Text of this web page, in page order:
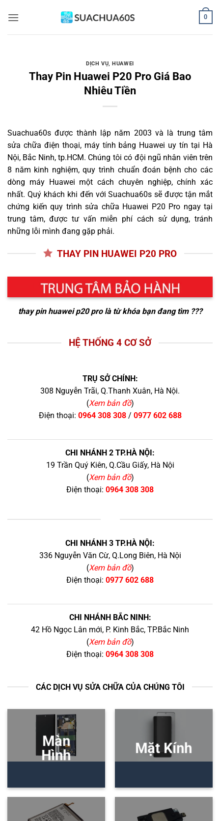
qua
0
DỊCH VỤ,HUAWEI
Thay Pin Huawei P20 Pro Giá Bao
Nhiêu Tiền
Suachua60s được thành lập năm 2003 và là trung tâm
sửa chữa điện thoại, máy tính bảng Huawei uy tín tại Hà
Nội, Bắc Ninh, tp.HCM. Chúng tôi có đội ngũ nhân viên trên
8 năm kinh nghiệm, quy trình chuẩn đoán bệnh cho các
dòng máy Huawei một cách chuyên nghiệp, chính xác
nhất. Quý khách khi đến với Suachua60s sẽ được tận mắt
chứng kiến quy trình sửa chữa Huawei P20 Pro ngay tại
trung tâm, được tư vấn miễn phí cách sử dụng, tránh
những lỗi mình đang gặp phải.
THAY PIN HUAWEI P20 PRO
thay pin huawei p20 prolà từ khóa bạn đang tìm ???
HỆ THỐNG 4 CƠ SỞ
TRỤ SỞ CHÍNH:
308 Nguyễn Trãi, Q.Thanh Xuân, Hà Nội.
(Xem bản đồ)
Điện thoại: 0964 308 308/ 0977 602 688
CHI NHÁNH 2 TP.HÀ NỘI:
19 Trần Quý Kiên, Q.Cầu Giấy, Hà Nội
(Xem bản đồ)
Điện thoại: 0964 308 308
CHI NHÁNH 3 TP.HÀ NỘI:
336 Nguyễn Văn Cừ, Q.Long Biên, Hà Nội
(Xem bản đồ)
Điện thoại: 0977 602 688
CHI NHÁNH BẮC NINH:
42 Hồ Ngọc Lân mới, P. Kinh Bắc, TP.Bắc Ninh
(Xem bản đồ)
Điện thoại: 0964 308 308
CÁC DỊCH VỤ SỬA CHỮA CỦA CHÚNG TÔI
Màn
Hình
Mặt Kính